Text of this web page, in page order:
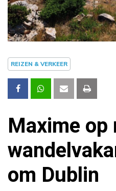
REIZEN & VERKEER
Maxime op
om Dublin